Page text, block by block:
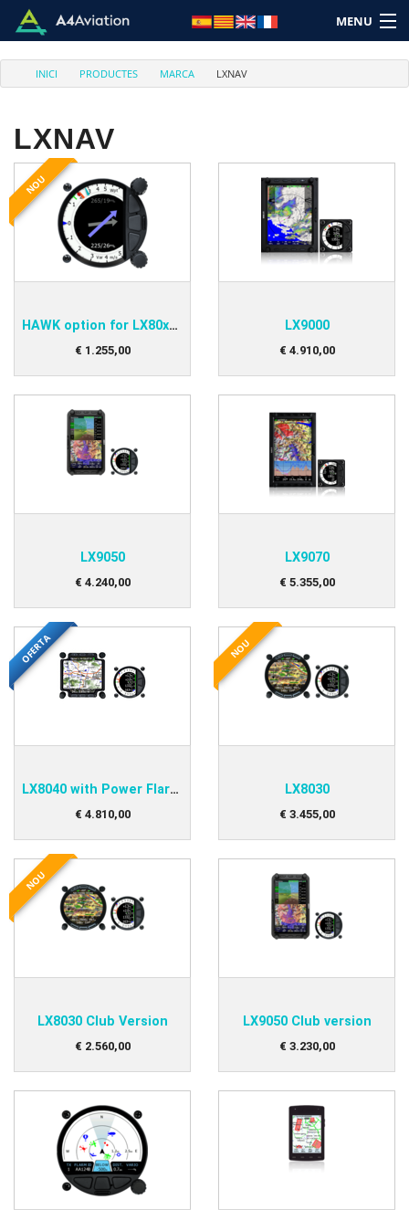
MENU
Marca
Categoria
Entra
Carret: (Buit)
INICI PRODUCTES MARCA LXNAV
LXNAV
NOU
HAWK option for LX80xx-90xx
€ 1.255,00
LX9000
€ 4.910,00
LX9050
€ 4.240,00
LX9070
€ 5.355,00
OFERTA
LX8040 with Power Flarm Option
€ 4.810,00
NOU
LX8030
€ 3.455,00
NOU
LX8030 Club Version
€ 2.560,00
LX9050 Club version
€ 3.230,00